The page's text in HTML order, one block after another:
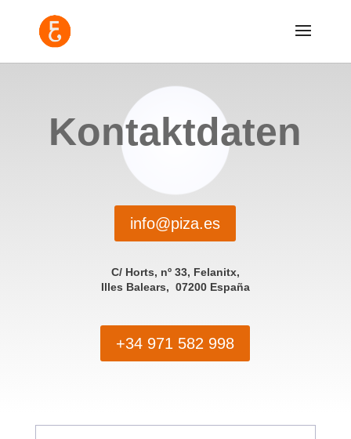
Kontaktdaten
info@piza.es
C/ Horts, nº 33, Felanitx,
Illes Balears, 07200 España
+34 971 582 998